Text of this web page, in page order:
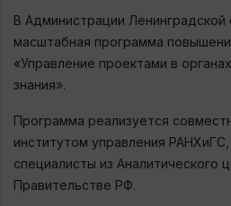
В Администрации Ленинградской
масштабная программа
«Управление проектами в
знания».
Программа реализуется
институтом управления
специалисты из Аналитического
Правительстве РФ.